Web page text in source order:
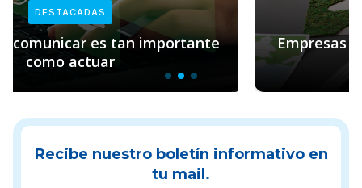
DESTACADAS
Empresas y sostenibilidad: el rol clave de
Recibe nuestro boletín informativo en
tu mail.